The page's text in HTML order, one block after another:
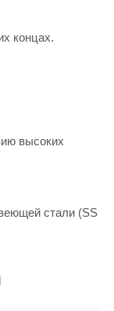
концах.
высоких
стали (SS